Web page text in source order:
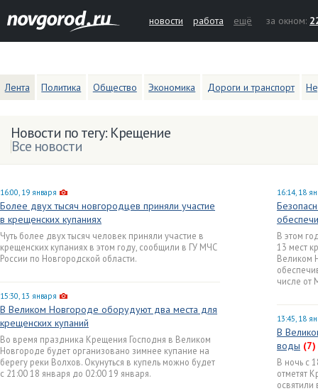
новости работа ещё за окном:
Лента Политика Общество Экономика Дороги и транспорт
Новости по тегу: Крещение
Все новости
16:00, 19 января
Более двух тысяч новгородцев приняли участие
в крещенских купаниях
Чуть более двух тысяч человек приняли участие в
крещенских купаниях в этом году, сообщили в ГУ МЧС
России по Новгородской области.
15:30, 13 января
В Великом Новгороде оборудуют два места для
крещенских купаний
Во время праздника Крещения Господня в Великом
Новгороде будет организовано зимнее купание на
берегу реки Волхов. Окунуться в купель можно будет
с 21:00 18 января до 02:00 19 января.
16:14, 18
В этом
13 мест
Великом
числе от
13:45, 18
В
воды (7)
В ночь с
отметят
освятили